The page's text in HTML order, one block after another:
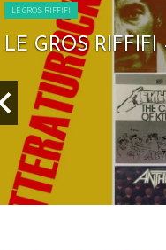
LE GROS RIFFIFI
LE GROS